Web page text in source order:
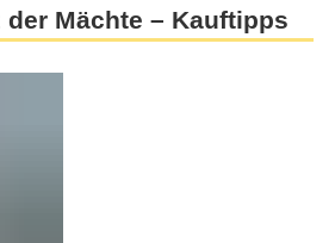
der Mächte – Kauftipps